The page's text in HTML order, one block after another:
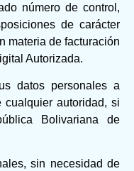
número de control,
de carácter
materia de facturación
Autorizada.
datos personales a
autoridad, si
Bolivariana de
sin necesidad de